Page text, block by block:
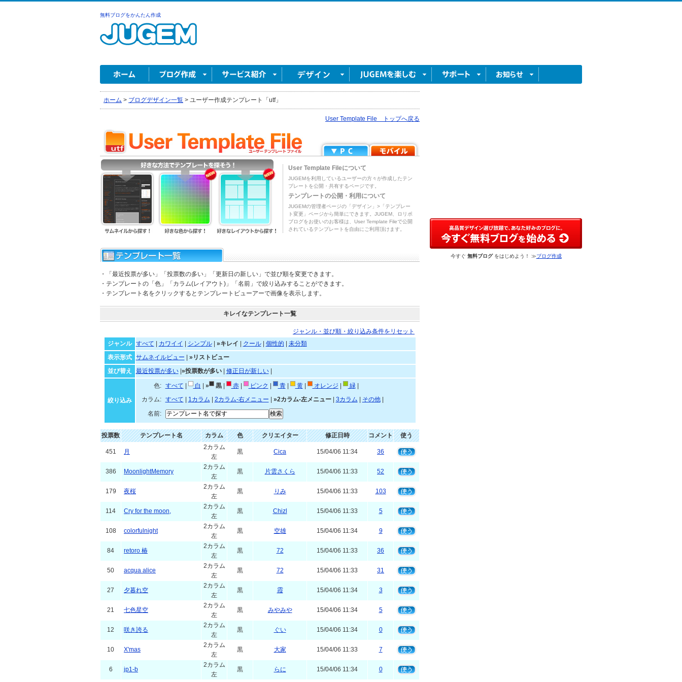
無料ブログをかんたん作成
ホーム > ブログデザイン一覧 > ユーザー作成テンプレート「utf」
User Template File トップへ戻る
User Template Fileについて
JUGEMを利用しているユーザーの方々が作成したテン
プレートを公開・共有するページです。
テンプレートの公開・利用について
JUGEMの管理者ページの「デザイン」>「テンプレー
ト変更」ページから簡単にできます。JUGEM、ロリポ
ブログをお使いのお客様は、User Template Fileで公開
されているテンプレートを自由にご利用頂けます。
・「最近投票が多い」「投票数の多い」「更新日の新しい」で並び順を変更できます。
・テンプレートの「色」「カラム(レイアウト)」「名前」で絞り込みすることができます。
・テンプレート名をクリックするとテンプレートビューアーで画像を表示します。
キレイなテンプレート一覧
ジャンル・並び順・絞り込み条件をリセット
ジャンル
すべて カワイイ シンプル| »キレイ クール| 個性的
未分類
表示形式
サムネイルビュー
»リストビュー
並び替え
最近投票が多い| »投票数が多い| 修正日が新しい|
絞り込み
色: すべて 白 » 黒| 赤| ピンク 青| 黄| オレンジ 緑|
カラム:
すべて 1カラム 2カラム-右メニュー »2カラム-左メニュー| 3カラム その他|
名前:
投票数 テンプレート名 カラム 色 クリエイター 修正日時 コメント 使う
451 月
2カラム
左
黒 Cica 15/04/06 11:34 36
386 MoonlightMemory
2カラム
左
黒 片雲さくら 15/04/06 11:33 52
179 夜桜
2カラム
左
黒 りみ 15/04/06 11:33 103
114 Cry for the moon,
2カラム
左
黒 Chizl 15/04/06 11:33 5
108 colorfulnight
2カラム
左
黒 空雄 15/04/06 11:34 9
84 retoro 椿
2カラム
左
黒 72 15/04/06 11:33 36
50 acqua alice
2カラム
左
黒 72 15/04/06 11:33 31
27 夕暮れ空
2カラム
左
黒 霞 15/04/06 11:34 3
21 七色星空
2カラム
左
黒 みやみや 15/04/06 11:34 5
12 咲き誇る
2カラム
左
黒 ぐい 15/04/06 11:34 0
10 X'mas
2カラム
左
黒 大家 15/04/06 11:33 7
6 jp1-b
2カラム
左
黒 らに 15/04/06 11:34 0
今すぐ 無料ブログをはじめよう！ ≫ブログ作成